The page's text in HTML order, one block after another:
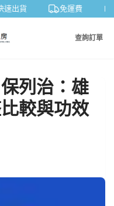
出貨 免運費
查詢訂單
列治：雄
較與功效